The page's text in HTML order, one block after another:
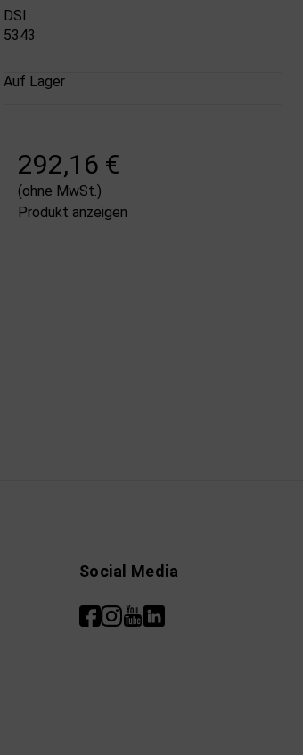
DSI
5343
Auf Lager
292,16 €
(ohne MwSt.)
Produkt anzeigen
Social Media